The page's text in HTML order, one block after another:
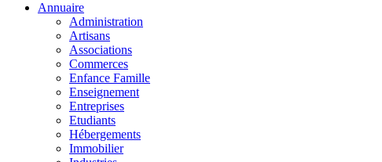
Annuaire
Administration
Artisans
Associations
Commerces
Enfance Famille
Enseignement
Entreprises
Etudiants
Hébergements
Immobilier